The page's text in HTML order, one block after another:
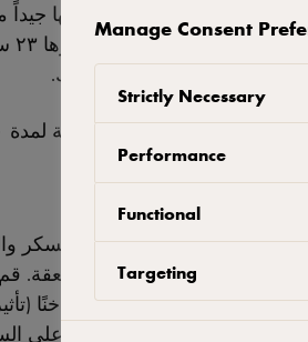
جيداً. نذوب الزبدة ونخلطها
في حلقة/قالب الكيك.
مئوية لمدة ١٠ دقائق. ثم نتركها تبرد.
في الماء البارد.
جوانب الوعاء باستخدام ملعقة. قم
Manage Consent
Strictly Necessary
Performance
Functional
Targeting